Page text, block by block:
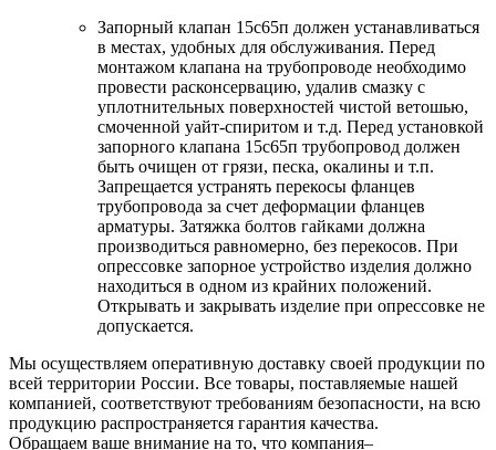
Запорный клапан 15с65п должен устанавливаться
в местах, удобных для обслуживания. Перед
монтажом клапана на трубопроводе необходимо
провести расконсервацию, удалив смазку с
уплотнительных поверхностей чистой ветошью,
смоченной уайт-спиритом и т.д. Перед установкой
запорного клапана 15с65п трубопровод должен
быть очищен от грязи, песка, окалины и т.п.
Запрещается устранять перекосы фланцев
трубопровода за счет деформации фланцев
арматуры. Затяжка болтов гайками должна
производиться равномерно, без перекосов. При
опрессовке запорное устройство изделия должно
находиться в одном из крайних положений.
Открывать и закрывать изделие при опрессовке не
допускается.
Мы осуществляем оперативную доставку своей продукции по
всей территории России. Все товары, поставляемые нашей
компанией, соответствуют требованиям безопасности, на всю
продукцию распространяется гарантия качества.
Обращаем ваше внимание на то, что компания–